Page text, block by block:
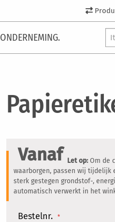
ONDERNEMING.
Vanaf Let op:Om de
waarborgen, passen wij tijdelijk
sterk gestegen grondstof-,
automatisch verwerkt in het
Bestelnr.